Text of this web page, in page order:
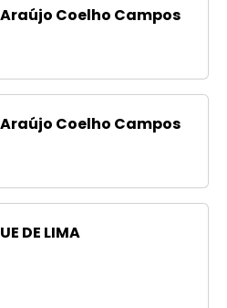
Coelho Campos
Coelho Campos
DE LIMA